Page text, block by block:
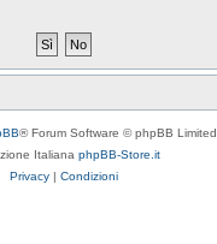
® Forum Software © phpBB Limited
Italiana phpBB-Store.it
Privacy | Condizioni